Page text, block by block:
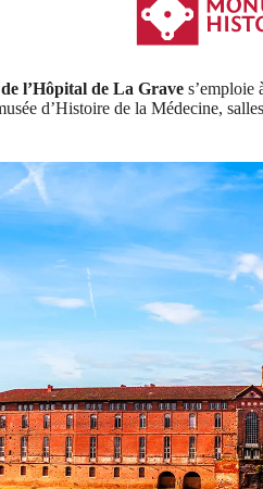
l’Hôpital de La Grave s’emploie
d’Histoire de la Médecine,